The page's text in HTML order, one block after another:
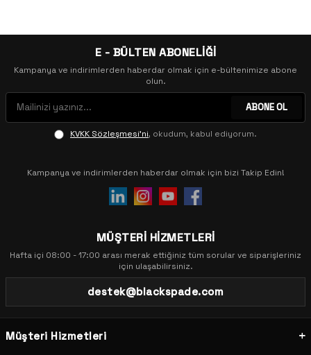
E - BÜLTEN ABONELİĞİ
Kampanya ve indirimlerden haberdar olmak için e-bültenimize abone
olun.
ABONE OL
KVKK Sözleşmesi'ni, okudum, kabul ediyorum.
Kampanya ve indirimlerden haberdar olmak için bizi Takip Edin!
MÜŞTERİ HİZMETLERİ
Hafta içi 08:00 - 17:00 arası merak ettiğiniz tüm sorular ve siparişleriniz
için ulaşabilirsiniz.
destek@blackspade.com
Müşteri Hizmetleri